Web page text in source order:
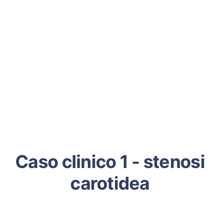
Caso clinico 1 - stenosi
carotidea